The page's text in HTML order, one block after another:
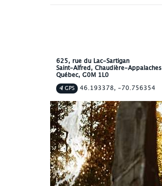
625, rue du Lac-Sartigan
Saint-Alfred , Chaudière-Appalaches
Québec, G0M 1L0
GPS 46.193378, -70.756354